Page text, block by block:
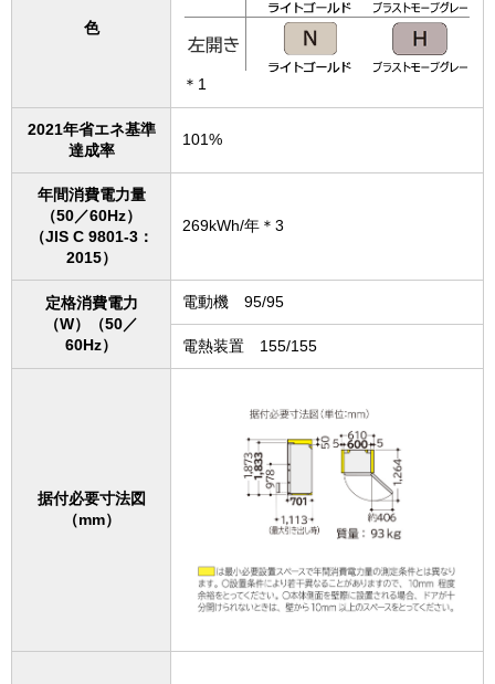
色
＊1
2021年省エネ基準
達成率
101%
年間消費電力量
（50／60Hz）
（JIS C 9801-3：
2015）
269kWh/年＊3
定格消費電力
（W）（50／
60Hz）
電動機 95/95
電熱装置 155/155
据付必要寸法図
（mm）